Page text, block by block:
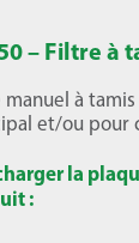
– Filtre à
manuel à
et/ou pour
la
: